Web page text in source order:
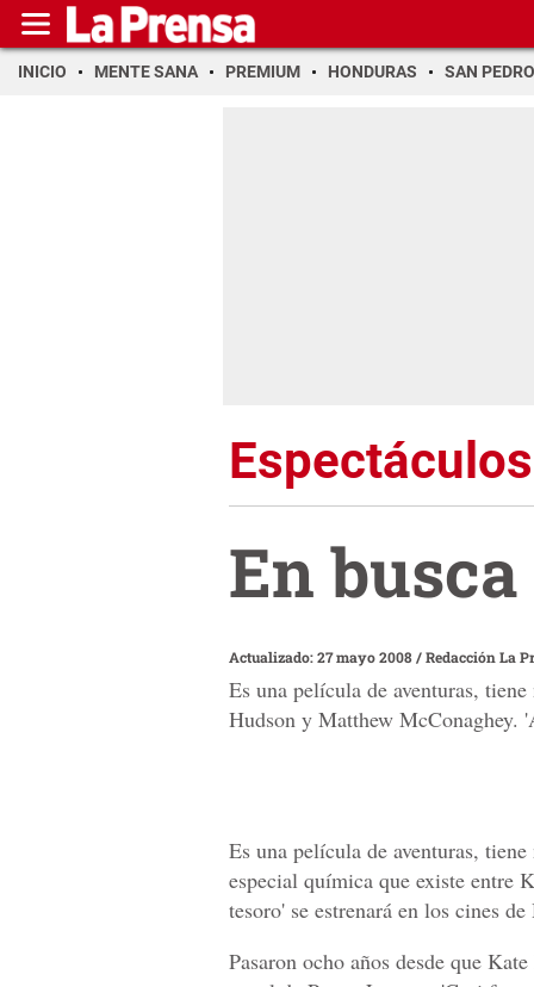
INICIO MENTE SANA PREMIUM HONDURAS SAN PEDRO
Espectáculos
En
Actualizado: 27 mayo 2008/Redacción La
Es una película de aventuras,
Hudson y Matthew McConaghey.
Es una película de aventuras,
especial química que existe entre
tesoro' se estrenará en los cines
Pasaron ocho años desde que